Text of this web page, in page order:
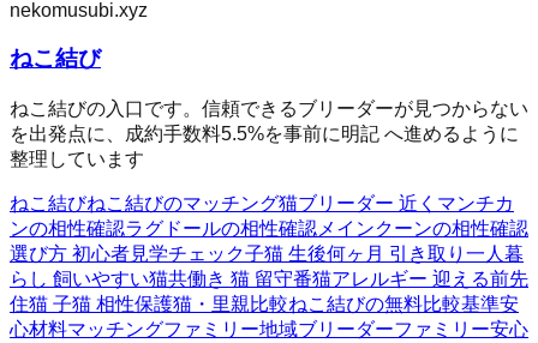
nekomusubi.xyz
ねこ結び
ねこ結びの入口です。信頼できるブリーダーが見つからない
を出発点に、成約手数料5.5%を事前に明記 へ進めるように
整理しています
ねこ結びねこ結びのマッチング猫ブリーダー 近く マンチカ
ンの相性確認ラグドールの相性確認 メインクーンの相性確認
選び方 初心者見学チェック子猫 生後何ヶ月 引き取り 一人暮
らし 飼いやすい猫共働き 猫 留守番猫アレルギー 迎える前先
住猫 子猫 相性保護猫・里親比較ねこ結びの無料比較基準安
心材料マッチングファミリー地域ブリーダーファミリー安心